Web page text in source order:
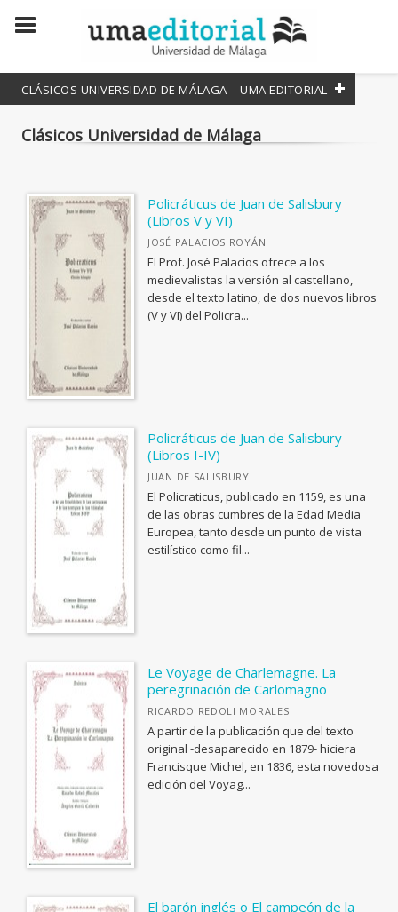
CLÁSICOS UNIVERSIDAD DE MÁLAGA – UMA EDITORIAL
COLECCIONES CIENTÍFICAS
Lineas de Arte
Estudios y Ensayos
Divulga
Innovación Educativa
Manuales
Studia Malacitana
Textos Mínimos
Fuera de Carta
Sapientia
Jedoyi: estudios asiáticos
Catálogo de Exposiciones
Puntos de Fuga
Debates
Biblioteca Contemporánea
Fuera de colección
Ver todas... (33)
OTRAS PUBLICACIONES
Coediciones
Colecciones cerradas
Fuera de colección
Institucional
Clásicos Universidad de Málaga
Policráticus de Juan de Salisbury
(Libros V y VI)
JOSÉ PALACIOS ROYÁN
El Prof. José Palacios ofrece a los
medievalistas la versión al castellano,
desde el texto latino, de dos nuevos libros
(V y VI) del Policra...
Policráticus de Juan de Salisbury
(Libros I-IV)
JUAN DE SALISBURY
El Policraticus, publicado en 1159, es una
de las obras cumbres de la Edad Media
Europea, tanto desde un punto de vista
estilístico como fil...
Le Voyage de Charlemagne. La
peregrinación de Carlomagno
RICARDO REDOLI MORALES
A partir de la publicación que del texto
original -desaparecido en 1879- hiciera
Francisque Michel, en 1836, esta novedosa
edición del Voyag...
El barón inglés o El campeón de la